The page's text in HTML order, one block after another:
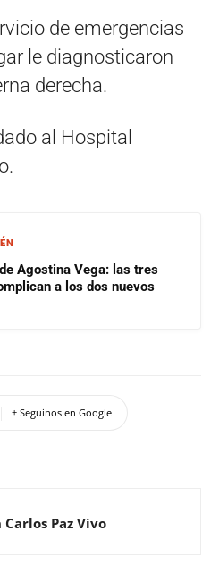
de emergencias
le diagnosticaron
derecha.
al Hospital
Agostina Vega: las tres
a los dos nuevos
+ Seguinos en Google
Paz Vivo